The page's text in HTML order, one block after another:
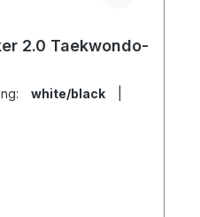
2.0 Taekwondo-
white/black